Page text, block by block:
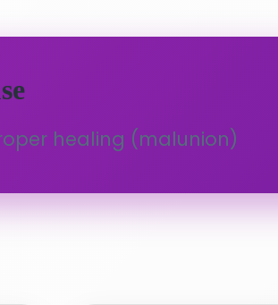
healing (malunion)